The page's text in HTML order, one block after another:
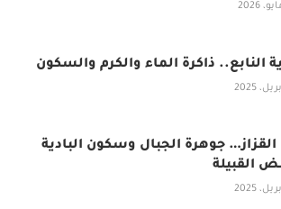
النابع.. ذاكرة الماء والكرم والسكون
القزاز… جوهرة الجبال وسكون البادية
القبيلة